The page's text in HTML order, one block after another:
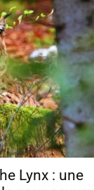
Lynx : une